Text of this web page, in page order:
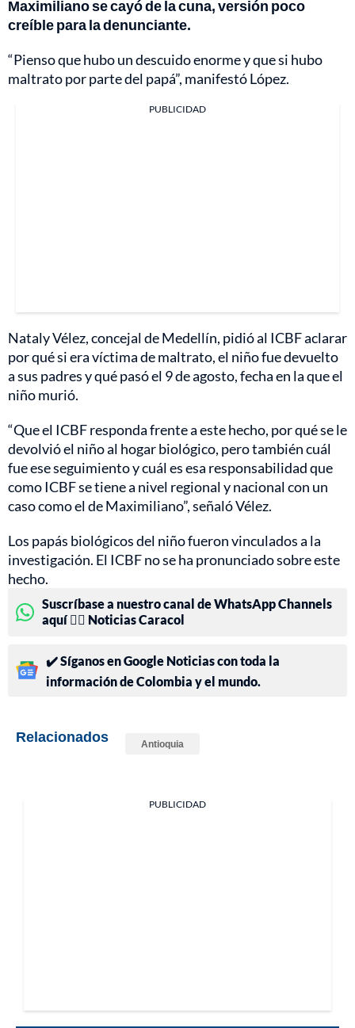
Maximiliano se cayó de la cuna, versión poco
creíble para la denunciante.
“Pienso que hubo un descuido enorme y que si hubo
maltrato por parte del papá”, manifestó López.
PUBLICIDAD
Nataly Vélez, concejal de Medellín, pidió al ICBF aclarar
por qué si era víctima de maltrato, el niño fue devuelto
a sus padres y qué pasó el 9 de agosto, fecha en la que el
niño murió.
“Que el ICBF responda frente a este hecho, por qué se le
devolvió el niño al hogar biológico, pero también cuál
fue ese seguimiento y cuál es esa responsabilidad que
como ICBF se tiene a nivel regional y nacional con un
caso como el de Maximiliano”, señaló Vélez.
Los papás biológicos del niño fueron vinculados a la
investigación. El ICBF no se ha pronunciado sobre este
hecho.
Suscríbase a nuestro canal de WhatsApp Channels
aquí 👉🏻 Noticias Caracol
✔️ Síganos en Google Noticias con toda la
información de Colombia y el mundo.
Relacionados Antioquia
PUBLICIDAD